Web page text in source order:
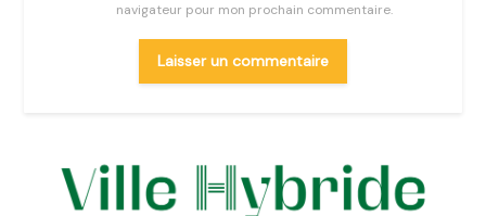
navigateur pour mon prochain commentaire.